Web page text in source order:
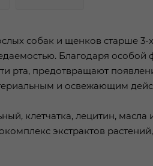
собак и щенков старше 3-х
Благодаря особой
рта, предотвращают
и освежающим
клетчатка, лецитин, масла
экстрактов растений,